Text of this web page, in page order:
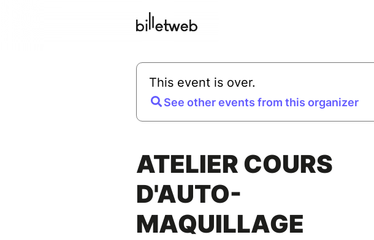
This event is over.
See other events from this organizer
ATELIER COURS
D'AUTO-
MAQUILLAGE